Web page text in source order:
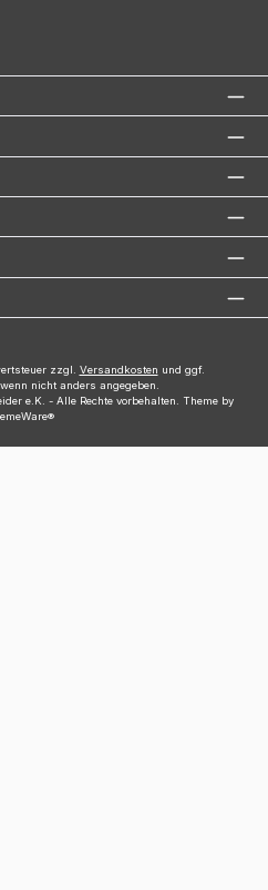
zzgl. Versandkosten und ggf.
nicht anders angegeben.
e.K. - Alle Rechte vorbehalten. Theme by